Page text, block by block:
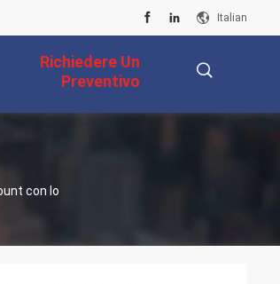
Italian
Richiedere Un
Preventivo
con lo